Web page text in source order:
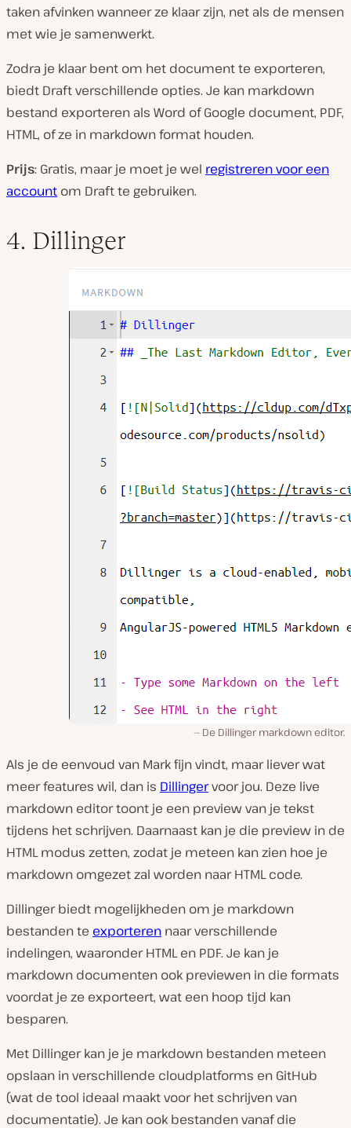
taken afvinken wanneer ze klaar zijn, net als de mensen
met wie je samenwerkt.
Zodra je klaar bent om het document te exporteren,
biedt Draft verschillende opties. Je kan markdown
bestand exporteren als Word of Google document, PDF,
HTML, of ze in markdown format houden.
Prijs: Gratis, maar je moet je wel registreren voor een
account om Draft te gebruiken.
4. Dillinger
De Dillinger markdown editor.
Als je de eenvoud van Mark fijn vindt, maar liever wat
meer features wil, dan is Dillingervoor jou. Deze live
markdown editor toont je een preview van je tekst
tijdens het schrijven. Daarnaast kan je die preview in de
HTML modus zetten, zodat je meteen kan zien hoe je
markdown omgezet zal worden naar HTML code.
Dillinger biedt mogelijkheden om je markdown
bestanden te exporteren naar verschillende
indelingen, waaronder HTML en PDF. Je kan je
markdown documenten ook previewen in die formats
voordat je ze exporteert, wat een hoop tijd kan
besparen.
Met Dillinger kan je je markdown bestanden meteen
opslaan in verschillende cloudplatforms en GitHub
(wat de tool ideaal maakt voor het schrijven van
documentatie). Je kan ook bestanden vanaf die